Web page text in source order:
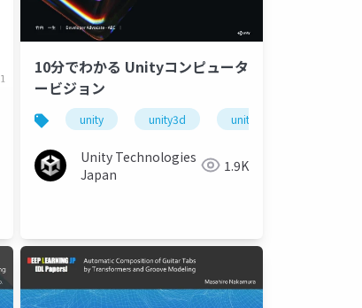
人工知能 人工知能でできること 人工知能による社会の変
10分でわかる Unityコンピュータ
ービジョン
unity unity3d unity道場
Unity Technologies
Japan
1.9K